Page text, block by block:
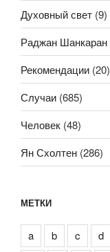
Духовный свет (9)
Раджан Шанкаран
Рекомендации (20)
Случаи (685)
Человек (48)
Ян Схолтен (286)
МЕТКИ
a b c d